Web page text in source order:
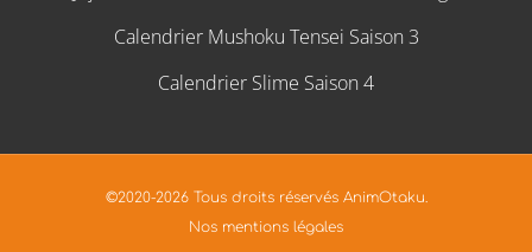
Calendrier Mushoku Tensei Saison 3
Calendrier Slime Saison 4
©2020-2026 Tous droits réservés AnimOtaku.
Nos mentions légales